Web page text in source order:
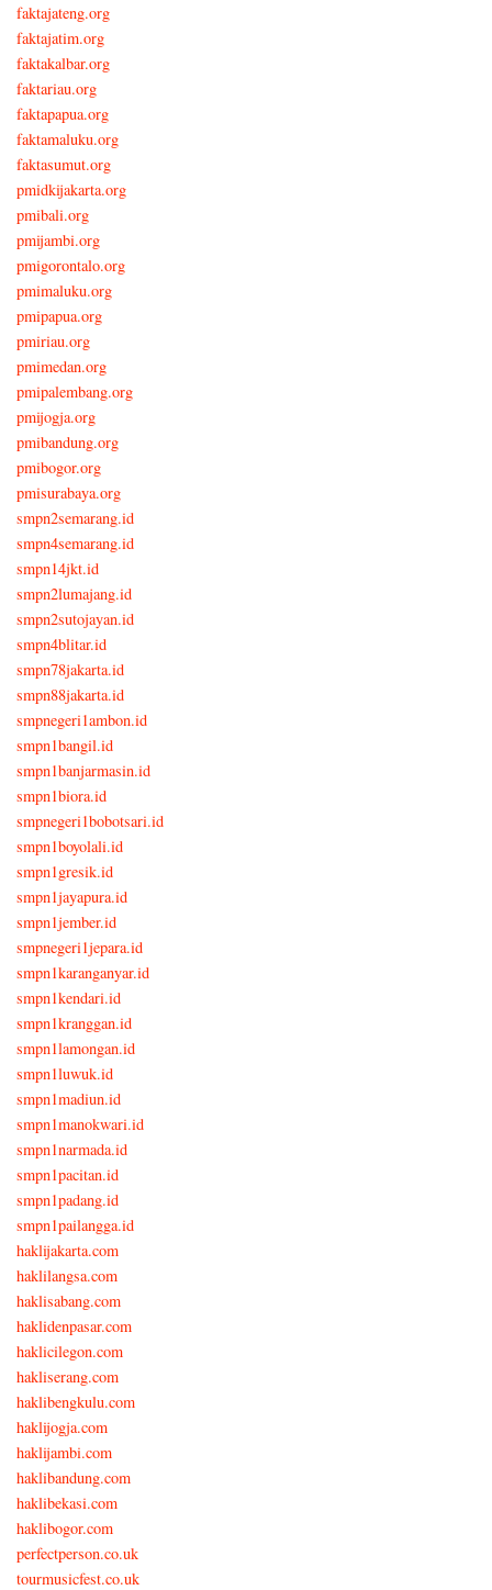
faktajateng.org
faktajatim.org
faktakalbar.org
faktariau.org
faktapapua.org
faktamaluku.org
faktasumut.org
pmidkijakarta.org
pmibali.org
pmijambi.org
pmigorontalo.org
pmimaluku.org
pmipapua.org
pmiriau.org
pmimedan.org
pmipalembang.org
pmijogja.org
pmibandung.org
pmibogor.org
pmisurabaya.org
smpn2semarang.id
smpn4semarang.id
smpn14jkt.id
smpn2lumajang.id
smpn2sutojayan.id
smpn4blitar.id
smpn78jakarta.id
smpn88jakarta.id
smpnegeri1ambon.id
smpn1bangil.id
smpn1banjarmasin.id
smpn1biora.id
smpnegeri1bobotsari.id
smpn1boyolali.id
smpn1gresik.id
smpn1jayapura.id
smpn1jember.id
smpnegeri1jepara.id
smpn1karanganyar.id
smpn1kendari.id
smpn1kranggan.id
smpn1lamongan.id
smpn1luwuk.id
smpn1madiun.id
smpn1manokwari.id
smpn1narmada.id
smpn1pacitan.id
smpn1padang.id
smpn1pailangga.id
haklijakarta.com
haklilangsa.com
haklisabang.com
haklidenpasar.com
haklicilegon.com
hakliserang.com
haklibengkulu.com
haklijogja.com
haklijambi.com
haklibandung.com
haklibekasi.com
haklibogor.com
perfectperson.co.uk
tourmusicfest.co.uk